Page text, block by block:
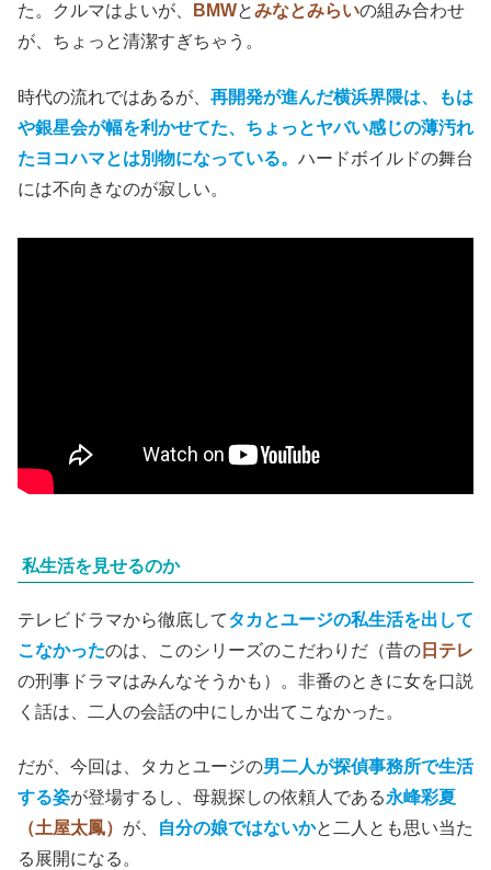
た。クルマはよいが、
BMWとみなとみらいの組み合わせ
が、ちょっと清潔すぎちゃう。
時代の流れではあるが、 再開発が進んだ横浜界隈は、もは
や銀星会が幅を利かせてた、ちょっとヤバい感じの薄汚れ
たヨコハマとは別物になっている。 ハードボイルドの舞台
には不向きなのが寂しい。
私生活を見せるのか
テレビドラマから徹底してタカとユージの私生活を出して
こなかったのは、このシリーズのこだわりだ（昔の 日テレ
の刑事ドラマはみんなそうかも）。非番のときに女を口説
く話は、二人の会話の中にしか出てこなかった。
だが、今回は、タカとユージの男二人が探偵事務所で生活
する姿が登場するし、母親探しの依頼人である永峰彩夏
（土屋太鳳） が、 自分の娘ではないかと二人とも思い当た
る展開になる。